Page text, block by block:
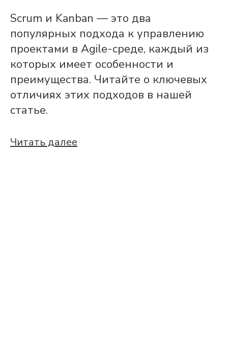
Scrum и Kanban — это два
популярных подхода к управлению
проектами в Agile-среде, каждый из
которых имеет особенности и
преимущества. Читайте о ключевых
отличиях этих подходов в нашей
статье.
Читать далее